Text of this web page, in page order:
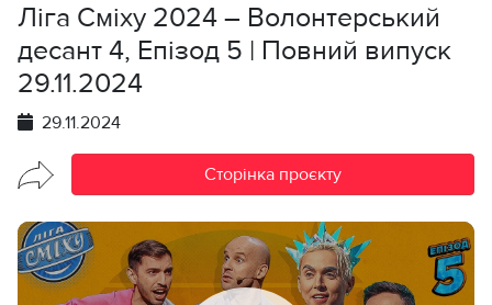
Ліга Сміху 2024 – Волонтерський
десант 4, Епізод 5 | Повний випуск
29.11.2024
29.11.2024
Сторінка проєкту